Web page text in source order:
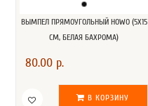
ВЫМПЕЛ ПРЯМОУГОЛЬНЫЙ HOWO (5Х15
СМ, БЕЛАЯ БАХРОМА)
80.00 р.
В КОРЗИНУ